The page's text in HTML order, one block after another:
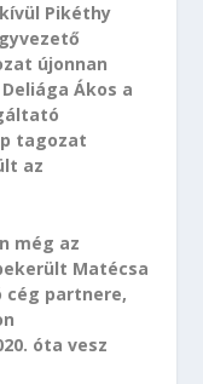
Pikéthy
újonnan
Ákos a
tagozat
az
még az
Matécsa
cég partnere,
óta vesz